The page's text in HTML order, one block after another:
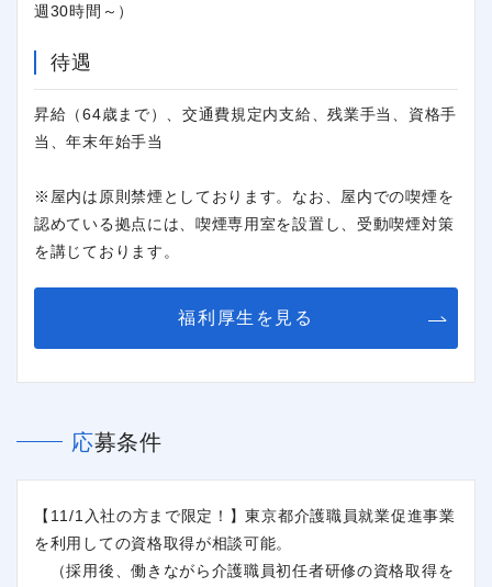
週30時間～）
待遇
昇給（64歳まで）、交通費規定内支給、残業手当、資格手
当、年末年始手当
※屋内は原則禁煙としております。なお、屋内での喫煙を
認めている拠点には、喫煙専用室を設置し、受動喫煙対策
を講じております。
福利厚生を見る
応募条件
【11/1入社の方まで限定！】東京都介護職員就業促進事業
を利用しての資格取得が相談可能。
（採用後、働きながら介護職員初任者研修の資格取得を